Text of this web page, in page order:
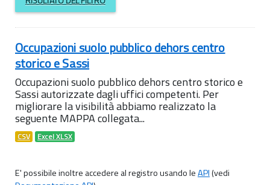
Occupazioni suolo pubblico dehors centro
storico e Sassi
Occupazioni suolo pubblico dehors centro storico e
Sassi autorizzate dagli uffici competenti. Per
migliorare la visibilità abbiamo realizzato la
seguente MAPPA collegata...
CSV Excel XLSX
E' possibile inoltre accedere al registro usando leAPI(vedi